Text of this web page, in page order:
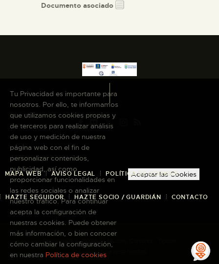
Documento asociado
MAPA WEB AVISO LEGAL POLÍTICA DE COOKIES
HAZTE SEGUIDOR HAZTE SOCIO / GUARDIÁN CONTACTO
Copyright © 2026 El Museo Canario · Todos
los derechos reservados
Tu Privacidad es importante para
nosotros. Por ello, te informamos
que utilizamos cookies propias y
de terceros para realizar análisis
de uso y medición de nuestra
página web con el fin de
personalizar contenidos,
publicidad, así como
proporcionar funcionalidades en
las redes sociales o analizar
nuestro tráfico. Para continuar
acepta la configuración de
nuestras cookies. Puede obtener
más información, o bien conocer
cómo cambiar la configuración,
en nuestra Política de cookies
Aceptar las Cookies